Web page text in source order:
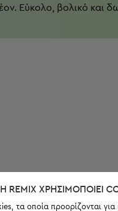
Εύκολο, βολικό και
Η REMIX ΧΡΗΣΙΜΟΠΟΙΕΊ
τα οποία προορίζονται